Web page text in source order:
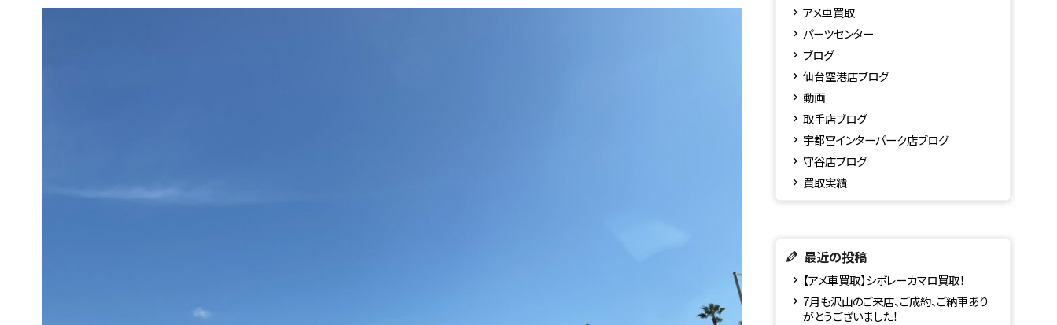
アメ車買取
パーツセンター
ブログ
仙台空港店ブログ
動画
取手店ブログ
宇都宮インターパーク店ブログ
守谷店ブログ
買取実績
最近の投稿
【アメ車買取】シボレーカマロ買取！
7月も沢山のご来店、ご成約、ご納車あり
がとうございました！